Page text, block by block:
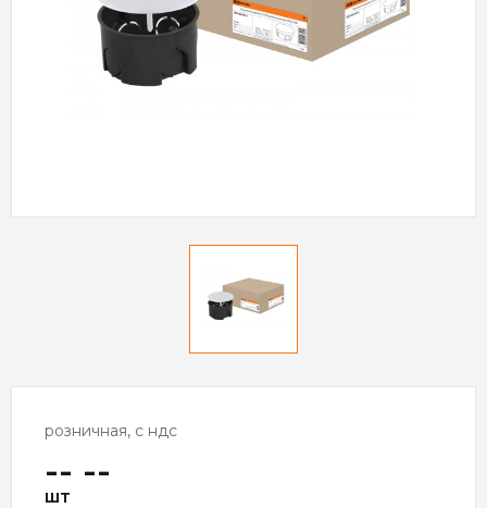
розничная, с ндс
-- --
шт